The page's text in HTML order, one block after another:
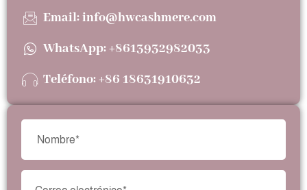
Email: info@hwcashmere.com
WhatsApp: +8613932982033
Teléfono: +86 18631910632